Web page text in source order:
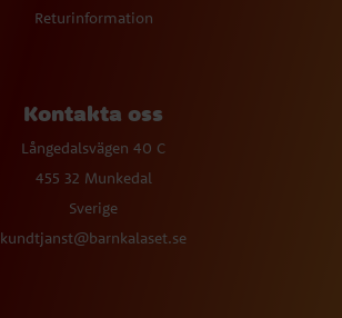
Returinformation
Kontakta oss
Långedalsvägen 40 C
455 32 Munkedal
Sverige
kundtjanst@barnkalaset.se